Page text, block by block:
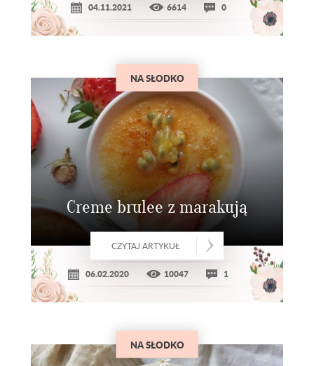
04.11.2021 6614 0
NA SŁODKO
Creme brulee z marakują
CZYTAJ ARTYKUŁ
06.02.2020 10047 1
NA SŁODKO